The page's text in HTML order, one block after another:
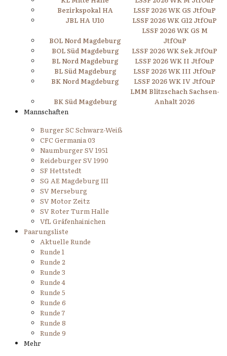
Bezirkspokal HA
LSSF 2026 WK GS JtfOuP
JBL HA U10
LSSF 2026 WK G12 JtfOuP
BOL Nord Magdeburg
LSSF 2026 WK GS M
JtfOuP
BOL Süd Magdeburg
LSSF 2026 WK Sek JtfOuP
BL Nord Magdeburg
LSSF 2026 WK II JtfOuP
BL Süd Magdeburg
LSSF 2026 WK III JtfOuP
BK Nord Magdeburg
LSSF 2026 WK IV JtfOuP
BK Süd Magdeburg
LMM Blitzschach Sachsen-
Anhalt 2026
Mannschaften
Burger SC Schwarz-Weiß
CFC Germania 03
Naumburger SV 1951
Reideburger SV 1990
SF Hettstedt
SG AE Magdeburg III
SV Merseburg
SV Motor Zeitz
SV Roter Turm Halle
VfL Gräfenhainichen
Paarungsliste
Aktuelle Runde
Runde 1
Runde 2
Runde 3
Runde 4
Runde 5
Runde 6
Runde 7
Runde 8
Runde 9
Mehr